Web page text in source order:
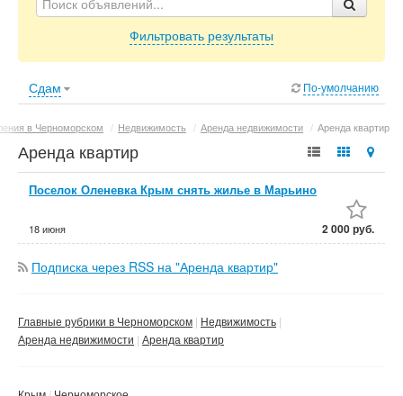
Контакты
Фильтровать результаты
Сдам По-умолчанию
в Черноморском / Недвижимость / Аренда недвижимости / Аренда квартир
Аренда квартир
Поселок Оленевка Крым снять жилье в Марьино
18 июня 2 000 руб.
Подписка через RSS на "Аренда квартир"
Главные рубрики в Черноморском Недвижимость
Аренда недвижимости Аренда квартир